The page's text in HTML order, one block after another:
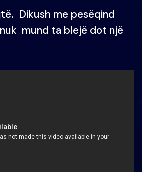
Dikush me pesëqind
mund ta blejë dot një